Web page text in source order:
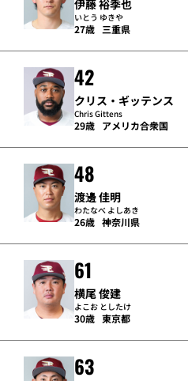
伊藤 裕季也
いとう ゆきや
27歳 三重県
42
クリス・ギッテンス
Chris Gittens
29歳 アメリカ合衆国
48
渡邊 佳明
わたなべ よしあき
26歳 神奈川県
61
横尾 俊建
よこお としたけ
30歳 東京都
63